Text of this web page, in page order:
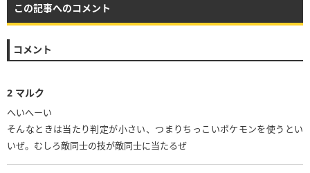
この記事へのコメント
コメント
2 マルク
へいへーい
そんなときは当たり判定が小さい、つまりちっこいポケモンを使うとい
いぜ。むしろ敵同士の技が敵同士に当たるぜ